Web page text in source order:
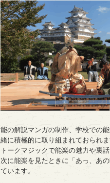
能の解説マンガの制作、学校での
緒に積極的に取り組まれておられ
トークマジックで能楽の魅力や裏
次に能楽を見たときに「あっ、あ
ています。